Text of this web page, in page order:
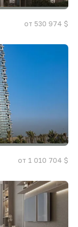
от 530 974 $
от 1 010 704 $